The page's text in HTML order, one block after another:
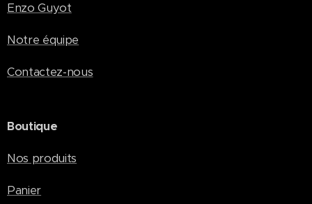
Enzo Guyot
Notre équipe
Contactez-nous
Boutique
Nos produits
Panier